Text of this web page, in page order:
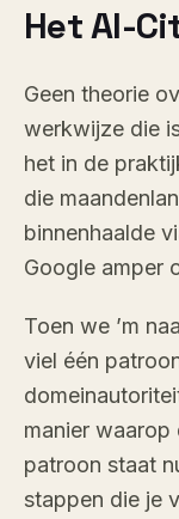
Het AI-
Geen theorie
werkwijze die
het in de
die
binnenhaalde
Google amper
Toen we ’m
viel één
manier
patroon staat
stappen die je